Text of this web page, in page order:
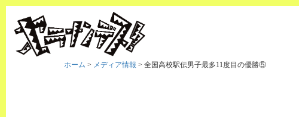
ホーム > メディア情報 > 全国高校駅伝男子最多11度目の優勝⑤